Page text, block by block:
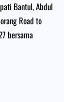
Bantul, Abdul
Road to
bersama